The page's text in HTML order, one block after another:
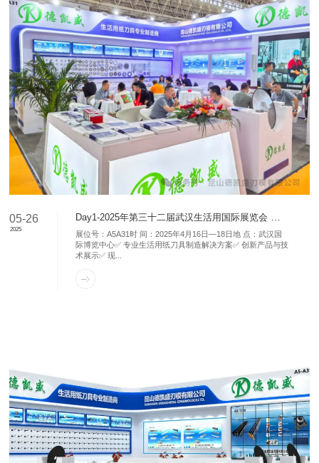
05-26
2025
Day1-2025年第三十二届武汉生活用国际展览会 德凯盛：A5A31
展位号：A5A31时 间：2025年4月16日—18日地 点：武汉国
际博览中心✅ 专业生活用纸刀具制造解决方案✅ 创新产品与技
术展示✅ 现...